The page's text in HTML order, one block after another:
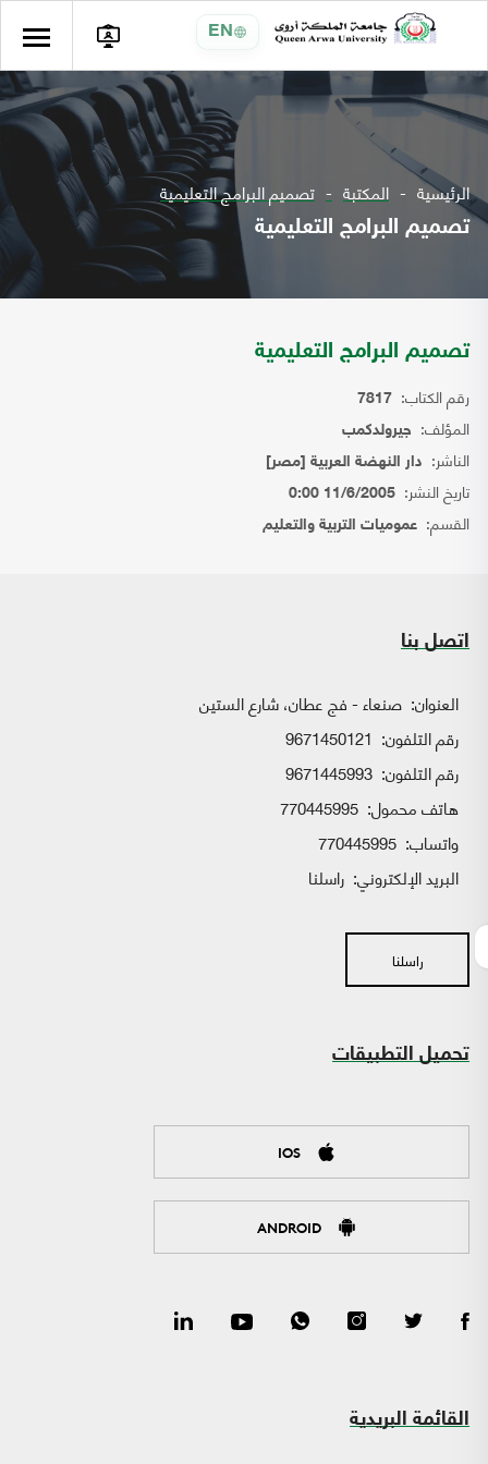
EN
الرئيسية المكتبة تصميم البرامج التعليمية
تصميم البرامج التعليمية
تصميم البرامج التعليمية
رقم الكتاب: 7817
المؤلف: جيرولدكمب
الناشر: دار النهضة العربية [مصر]
تاريخ النشر: 11/6/2005 0:00
القسم: عموميات التربية والتعليم
اتصل بنا
العنوان: صنعاء - فج عطان، شارع الستين
رقم التلفون: 9671450121
رقم التلفون: 9671445993
هاتف محمول: 770445995
واتساب:
البريد الإلكتروني: راسلنا
راسلنا
تحميل التطبيقات
IOS
ANDROID
القائمة البريدية